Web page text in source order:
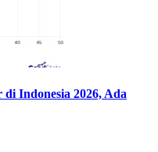
Indonesia 2026, Ada